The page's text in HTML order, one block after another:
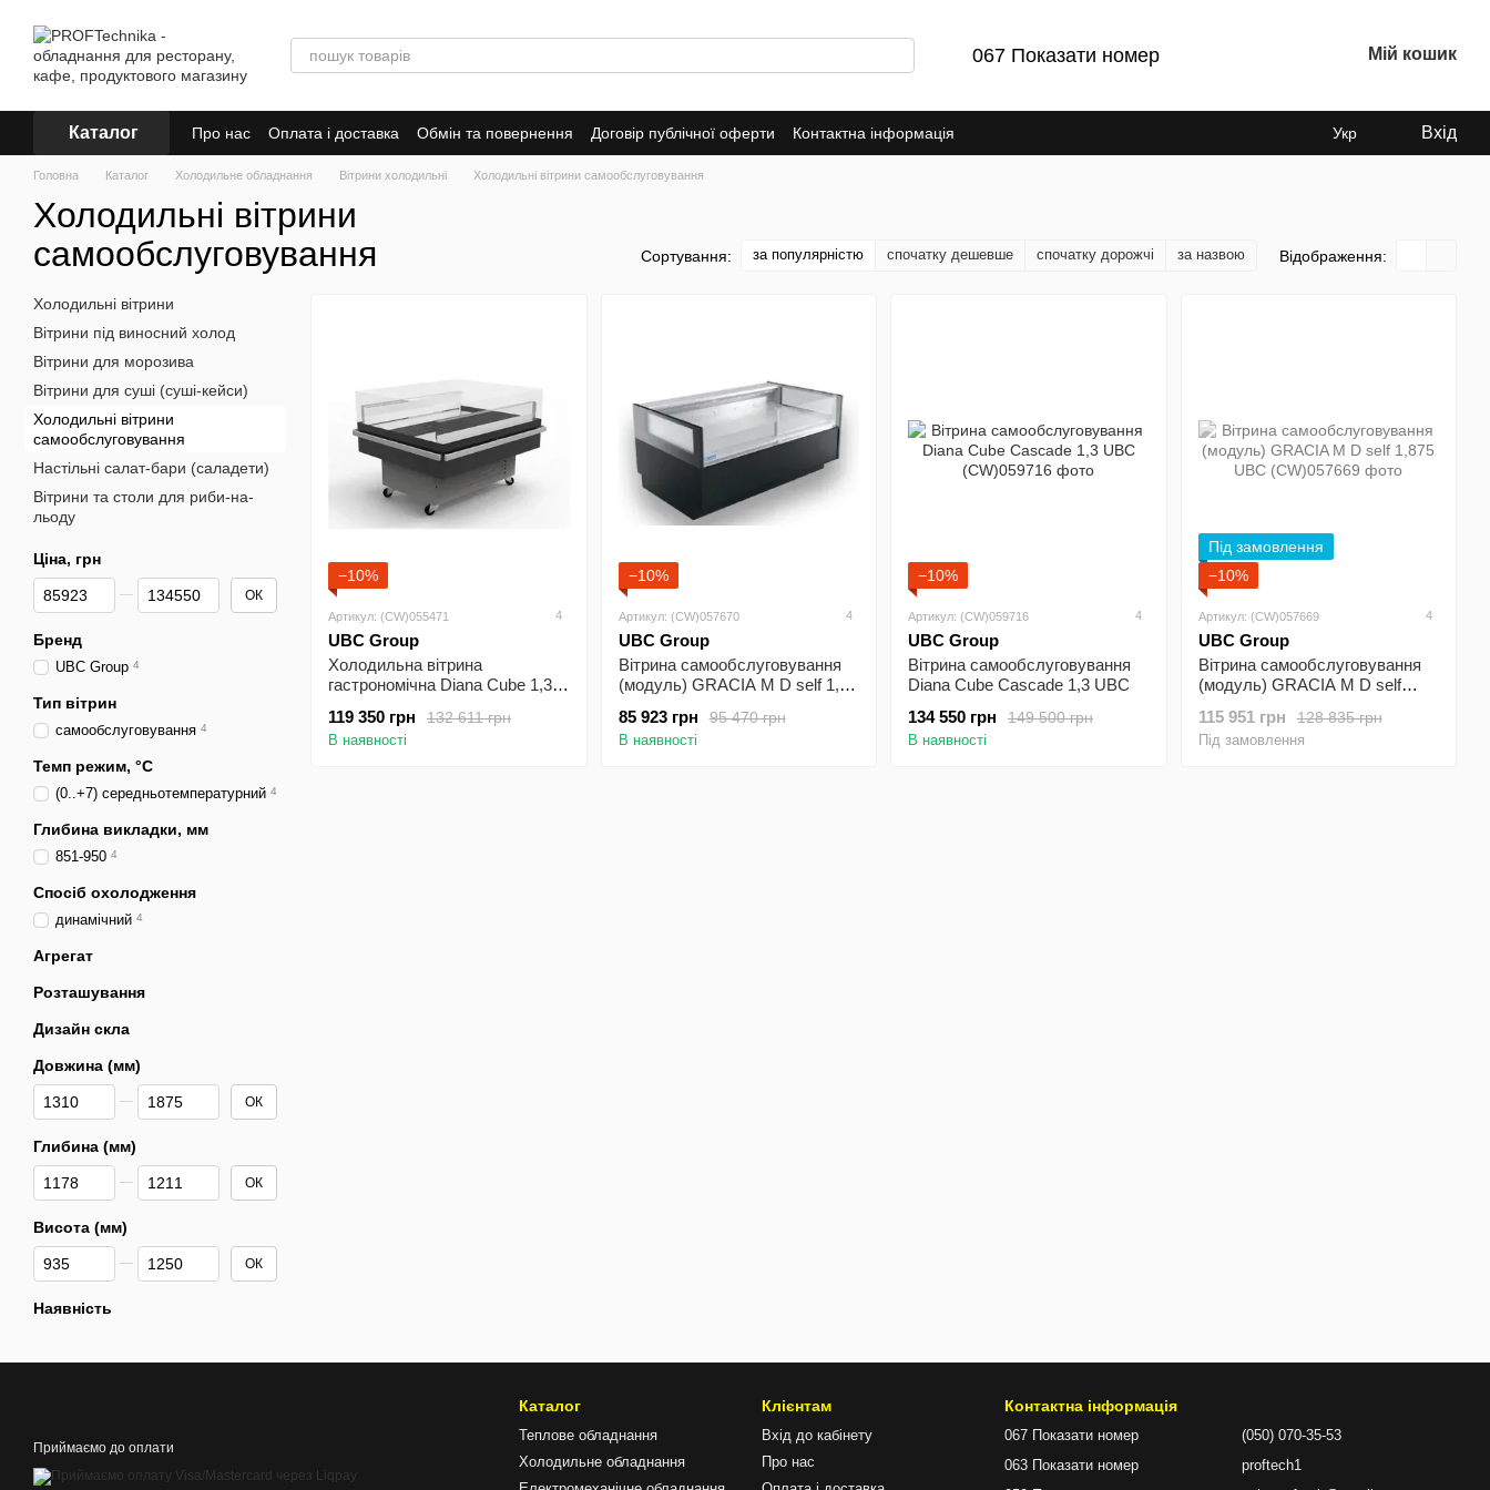
067 Показати номер Мій кошик
Каталог Про нас Оплата і доставка Обмін та повернення Договір публічної оферти Контактна інформація Укр Вхід
Головна Каталог Холодильне обладнання Вітрини холодильні Холодильні вітрини самообслуговування
Холодильні вітрини
самообслуговування
Сортування: за популярністю спочатку дешевше спочатку дорожчі за назвою Відображення:
−10%
Артикул: (CW)055471 4
UBC Group
Холодильна вітрина
гастрономічна Diana Cube 1,3
132 611 грн
119 350 грн
В наявності
−10%
Артикул: (CW)057670 4
UBC Group
Вітрина самообслуговування
(модуль) GRACIA М D self 1,25
95 470 грн
85 923 грн
В наявності
−10%
Артикул: (CW)059716 4
UBC Group
Вітрина самообслуговування
Diana Cube Cascade 1,3 UBC
149 500 грн
134 550 грн
В наявності
Під замовлення
−10%
Артикул: (CW)057669 4
UBC Group
Вітрина самообслуговування
(модуль) GRACIA М D self
128 835 грн
115 951 грн
Під замовлення
Холодильні вітрини
Вітрини під виносний холод
Вітрини для морозива
Вітрини для суші (суші-кейси)
Холодильні вітрини
самообслуговування
Настільні салат-бари (саладети)
Вітрини та столи для риби-на-
льоду
Ціна, грн
Від Ціна, грн
До Ціна, грн ОК
Бренд
UBC Group 4
Тип вітрин
самообслуговування 4
Темп режим, °C
(0..+7) середньотемпературний 4
Глибина викладки, мм
851-950 4
Спосіб охолодження
динамічний 4
Агрегат
Розташування
Дизайн скла
Довжина (мм)
Від Довжина (мм)
До Довжина (мм) ОК
Глибина (мм)
Від Глибина (мм)
До Глибина (мм) ОК
Висота (мм)
Від Висота (мм)
До Висота (мм) ОК
Наявність
Приймаємо до оплати
Каталог
Теплове обладнання
Холодильне обладнання
Клієнтам
Вхід до кабінету
Про нас
Контактна інформація
067 Показати номер
063 Показати номер
(050) 070-35-53
proftech1